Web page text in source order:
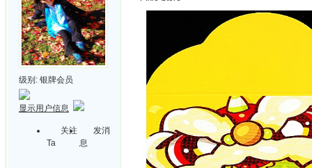
级别: 银牌会员
显示用户信息
关注
Ta
发消
息